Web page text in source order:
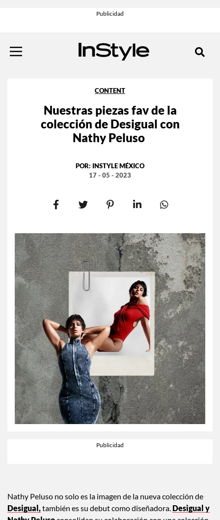
CONTENT
Nuestras piezas fav de la
colección de Desigual con
Nathy Peluso
POR: INSTYLE MÉXICO
17 - 05 - 2023
Nathy Peluso no solo es la imagen de la nueva colección de